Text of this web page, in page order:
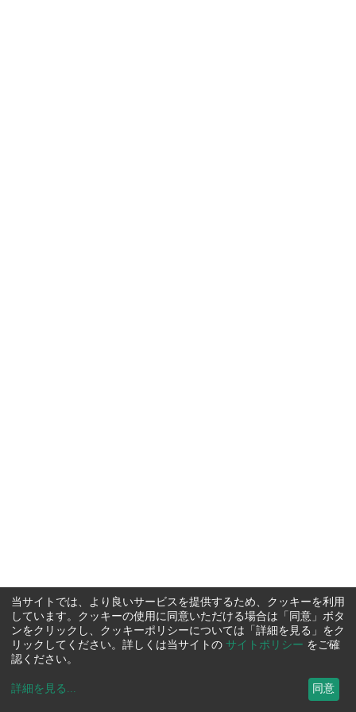
当サイトでは、より良いサービスを提供するため、クッキーを利用
しています。クッキーの使用に同意いただける場合は「同意」ボタ
ンをクリックし、クッキーポリシーについては「詳細を見る」をク
リックしてください。詳しくは当サイトの サイトポリシー をご確
認ください。
詳細を見る ... 同意